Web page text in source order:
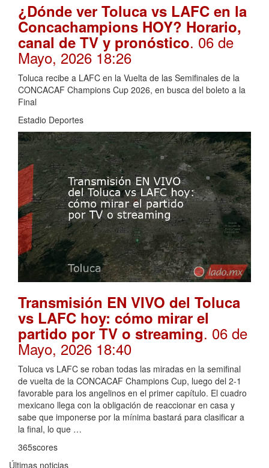
¿Dónde ver Toluca vs LAFC en la
Concachampions HOY? Horario,
canal de TV y pronóstico. 06 de
Mayo, 2026 18:26
Toluca recibe a LAFC en la Vuelta de las Semifinales de la
CONCACAF Champions Cup 2026, en busca del boleto a la
Final
Estadio Deportes
Transmisión EN VIVO del Toluca
vs LAFC hoy: cómo mirar el
partido por TV o streaming. 06 de
Mayo, 2026 18:40
Toluca vs LAFC se roban todas las miradas en la semifinal
de vuelta de la CONCACAF Champions Cup, luego del 2-1
favorable para los angelinos en el primer capítulo. El cuadro
mexicano llega con la obligación de reaccionar en casa y
sabe que imponerse por la mínima bastará para clasificar a
la final, lo que …
365scores
Últimas noticias